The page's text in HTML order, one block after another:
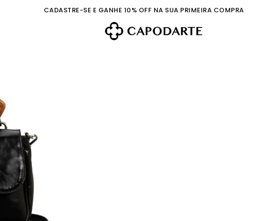
CADASTRE-SE E GANHE 10% OFF NA SUA PRIMEIRA COMPRA